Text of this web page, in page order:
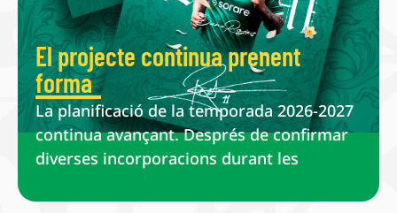
El projecte continua prenent
forma
La planificació de la temporada 2026-2027
continua avançant. Després de confirmar
diverses incorporacions durant les